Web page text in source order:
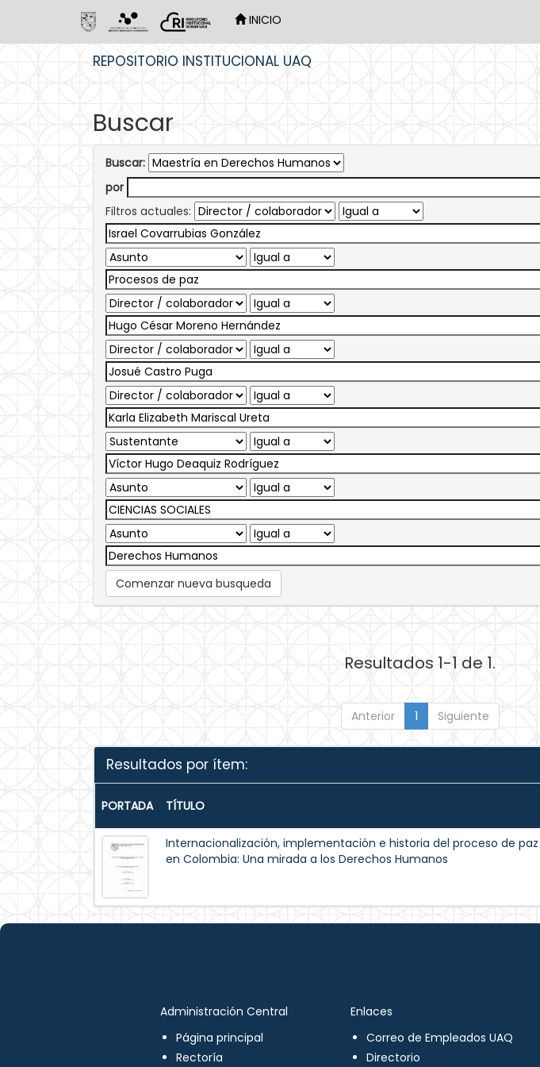
INICIO
REPOSITORIO INSTITUCIONAL UAQ
Buscar
Buscar:
por
Filtros actuales:
Comenzar nueva busqueda
Resultados 1-1 de 1.
Anterior 1 Siguiente
Resultados por ítem:
PORTADA TÍTULO
Internacionalización, implementación e historia del proceso de paz
en Colombia: Una mirada a los Derechos Humanos
Administración Central
Página principal
Rectoría
Enlaces
Correo de Empleados UAQ
Directorio